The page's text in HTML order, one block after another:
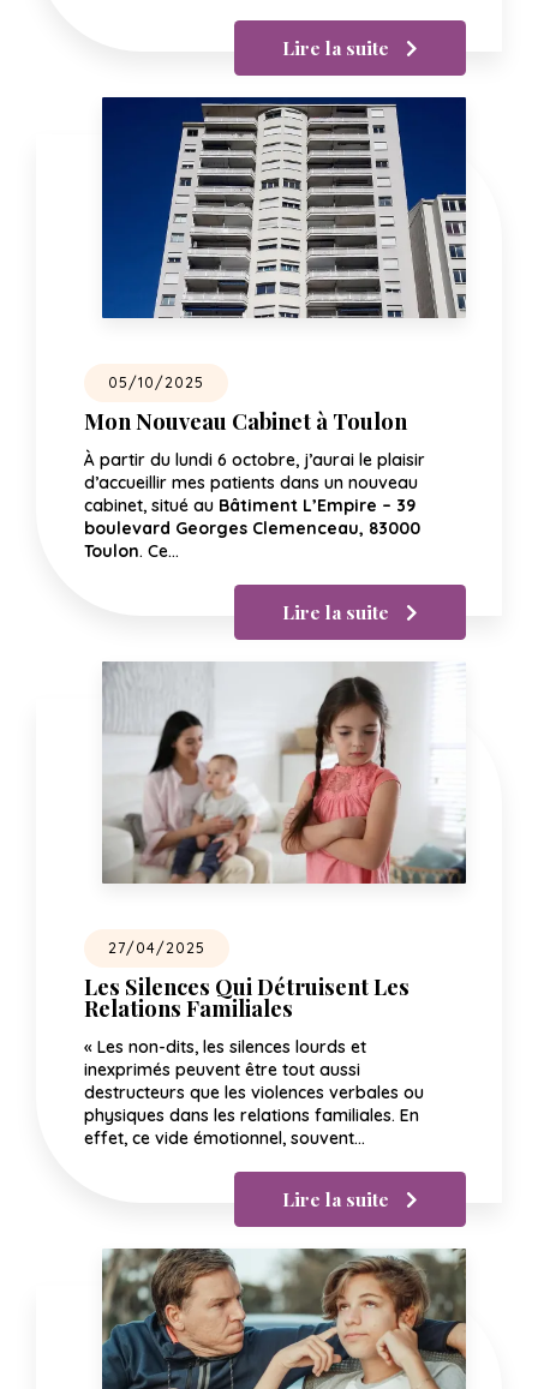
Lire la suite
05/10/2025
Mon Nouveau Cabinet à Toulon
À partir du lundi 6 octobre, j’aurai le plaisir
d’accueillir mes patients dans un nouveau
cabinet, situé au Bâtiment L’Empire – 39
boulevard Georges Clemenceau, 83000
Toulon. Ce…
Lire la suite
27/04/2025
Les Silences Qui Détruisent Les
Relations Familiales
« Les non-dits, les silences lourds et
inexprimés peuvent être tout aussi
destructeurs que les violences verbales ou
physiques dans les relations familiales. En
effet, ce vide émotionnel, souvent…
Lire la suite